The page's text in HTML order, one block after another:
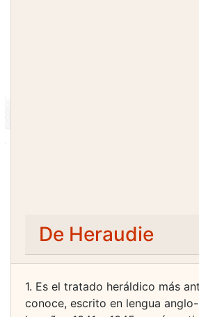
De Heraudie
1. Es el tratado heráldico más
conoce, escrito en lengua